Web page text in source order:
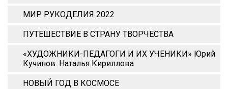
МИР РУКОДЕЛИЯ 2022
ПУТЕШЕСТВИЕ В СТРАНУ ТВОРЧЕСТВА
«ХУДОЖНИКИ-ПЕДАГОГИ И ИХ УЧЕНИКИ» Юрий
Кучинов. Наталья Кириллова
НОВЫЙ ГОД В КОСМОСЕ